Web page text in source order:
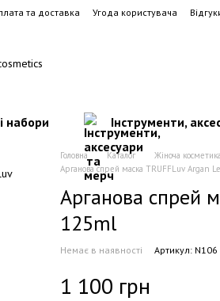
та доставка Угода користувача
набори Інструменти,
Головна Каталог Жіноча косметика
Арганова спрей маска TRUFFLuv Argan
Арганова спрей
125ml
Немає в наявності Артикул: N106
1 100 грн